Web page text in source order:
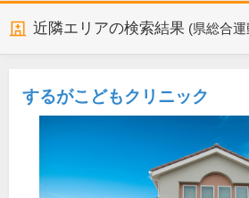
近隣エリアの検索結果 (県総合
するがこどもクリニック